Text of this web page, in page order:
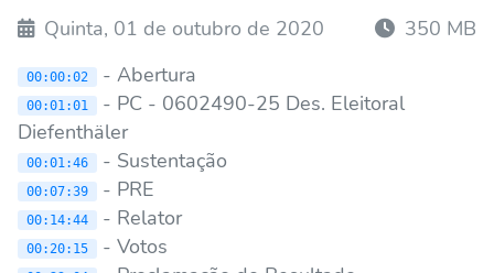
Quinta, 01 de outubro de 2020 350 MB
00:00:02 - Abertura
00:01:01
- PC - 0602490-25 Des. Eleitoral
Diefenthäler
00:01:46 - Sustentação
00:07:39 - PRE
00:14:44 - Relator
00:20:15 - Votos